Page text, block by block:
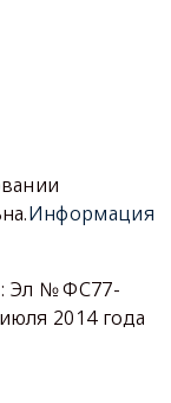
Информация
Эл № ФС77-
2014 года